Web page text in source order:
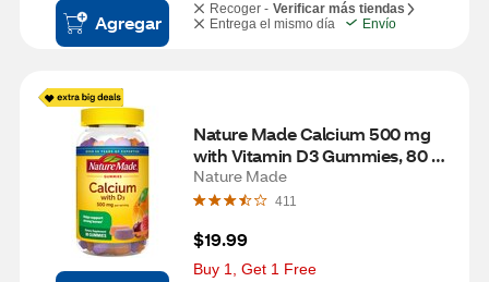
Agregar
Recoger - Verificar más tiendas
Entrega el mismo día
Envío
Nature Made Calcium 500 mg
with Vitamin D3 Gummies, 80
CT
Nature Made
411
$19.99
Buy 1, Get 1 Free